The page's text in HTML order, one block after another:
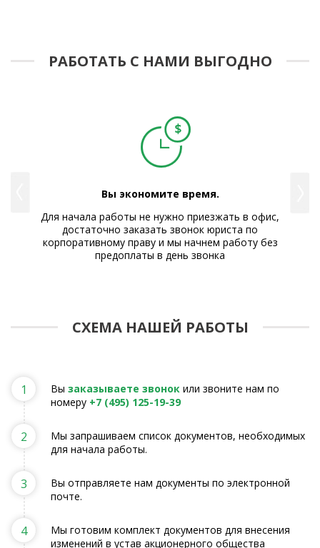
РАБОТАТЬ С НАМИ ВЫГОДНО
Вы экономите время.
Для начала работы не нужно приезжать в офис,
достаточно заказать звонок юриста по
корпоративному праву и мы начнем работу без
предоплаты в день звонка
СХЕМА НАШЕЙ РАБОТЫ
1 Вы заказываете звонок или звоните нам по
номеру +7 (495) 125-19-39
2
Мы запрашиваем список документов, необходимых
для начала работы.
3
Вы отправляете нам документы по электронной
почте.
4
Мы готовим комплект документов для внесения
изменений в устав акционерного общества